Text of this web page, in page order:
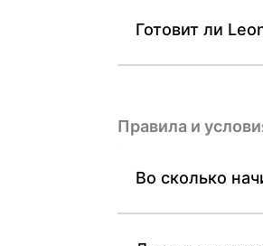
Готовит ли
Правила и
Во сколько